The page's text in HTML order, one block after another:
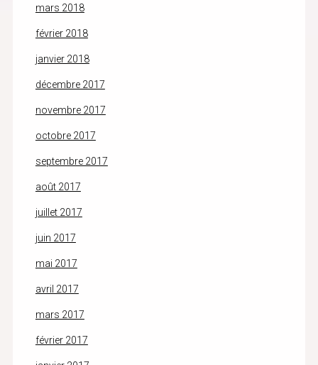
mars 2018
février 2018
janvier 2018
décembre 2017
novembre 2017
octobre 2017
septembre 2017
août 2017
juillet 2017
juin 2017
mai 2017
avril 2017
mars 2017
février 2017